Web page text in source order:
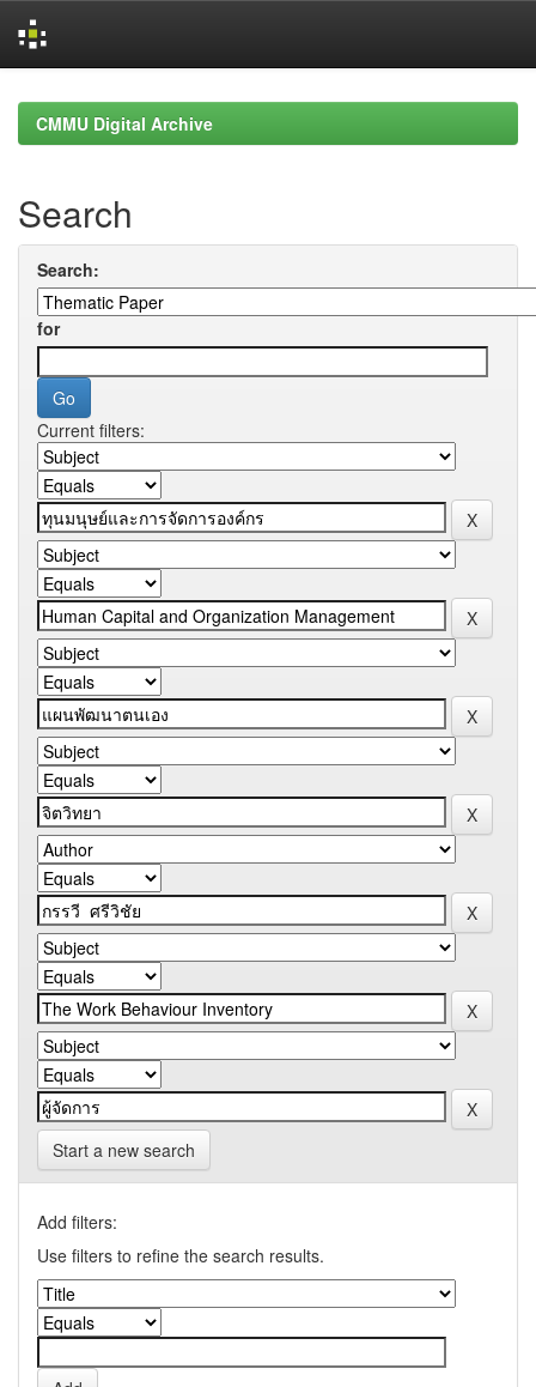
navigationCMMU Digital Archive
Search
Search:
for
Current filters:
Start a new search
Add filters:
Use filters to refine the search results.